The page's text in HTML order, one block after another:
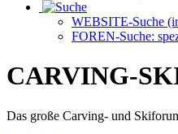
WEBSITE-Suche
FOREN-Suche:
CARVING-
Das große Carving- und